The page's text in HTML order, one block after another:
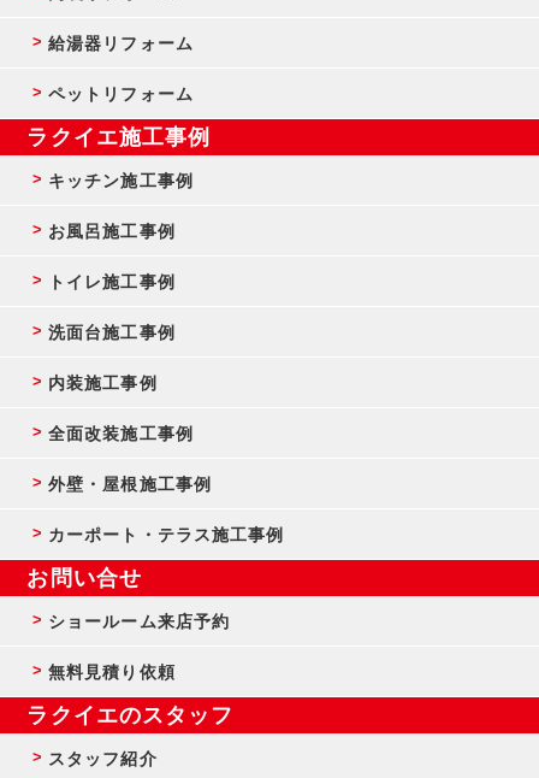
給湯器リフォーム
ペットリフォーム
ラクイエ施工事例
キッチン施工事例
お風呂施工事例
トイレ施工事例
洗面台施工事例
内装施工事例
全面改装施工事例
外壁・屋根施工事例
カーポート・テラス施工事例
お問い合せ
ショールーム来店予約
無料見積り依頼
ラクイエのスタッフ
スタッフ紹介